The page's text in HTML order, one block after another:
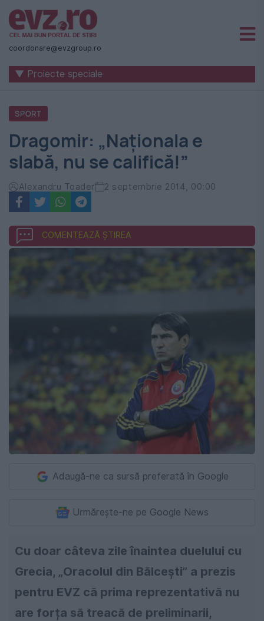
Știri
naționale
internaționale
România
-
Evenimentul
Zilei
coordonare@evzgroup.ro
▼ Proiecte speciale
SPORT
Dragomir: „Naționala e
slabă, nu se califică!”
Alexandru Toader 2 septembrie 2014, 00:00
COMENTEAZĂ ȘTIREA
Adaugă-ne ca sursă preferată în Google
Urmărește-ne pe Google News
Cu doar câteva zile înaintea duelului cu
Grecia, „Oracolul din Bălcești” a prezis
pentru EVZ că prima reprezentativă nu
are forța să treacă de preliminarii,